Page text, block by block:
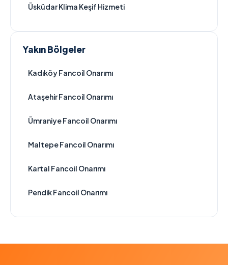
Üsküdar Klima Keşif Hizmeti
Yakın Bölgeler
Kadıköy Fancoil Onarımı
Ataşehir Fancoil Onarımı
Ümraniye Fancoil Onarımı
Maltepe Fancoil Onarımı
Kartal Fancoil Onarımı
Pendik Fancoil Onarımı